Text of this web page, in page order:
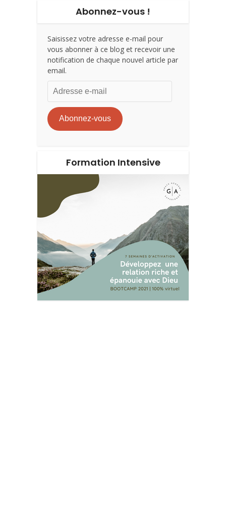
Abonnez-vous !
Saisissez votre adresse e-mail pour
vous abonner à ce blog et recevoir une
notification de chaque nouvel article par
email.
Adresse
e-
mail
Abonnez-vous
Formation Intensive